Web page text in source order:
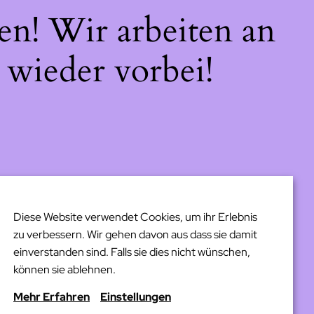
Wir arbeiten an
vorbei!
Diese Website verwendet Cookies, um ihr Erlebnis
zu verbessern. Wir gehen davon aus dass sie damit
einverstanden sind. Falls sie dies nicht wünschen,
können sie ablehnen.
Mehr Erfahren
Einstellungen